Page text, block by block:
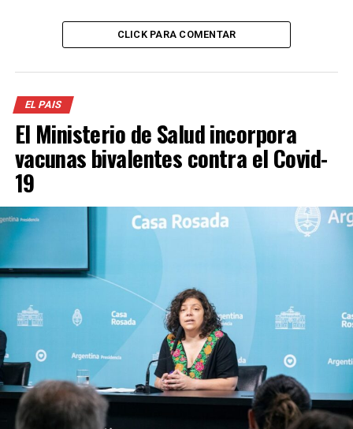
CLICK PARA COMENTAR
EL PAIS
El Ministerio de Salud incorpora
vacunas bivalentes contra el Covid-
19